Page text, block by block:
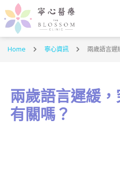
Home 寧心資訊 兩歲語言遲
兩歲語言遲緩
有關嗎？